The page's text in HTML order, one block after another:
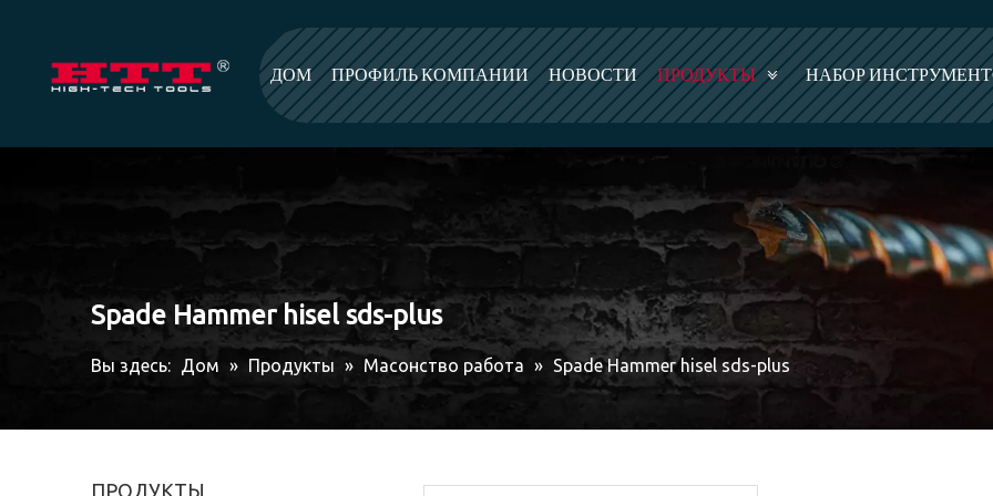
ДОМ ПРОФИЛЬ КОМПАНИИ НОВОСТИ ПРОДУКТЫ НАБОР
Spade Hammer hisel sds-plus
Вы здесь: Дом » Продукты » Масонство работа » Spade Hammer hisel sds-plus
ПРОДУКТЫ